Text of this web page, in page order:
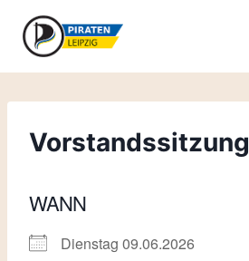
Inhalt
springen
Vorstandssitzung
WANN
Dienstag 09.06.2026